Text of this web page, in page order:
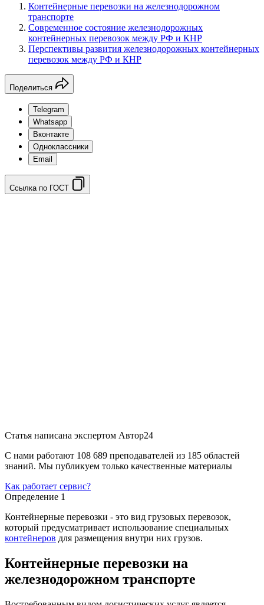
Контейнерные перевозки на железнодорожном
транспорте
Современное состояние железнодорожных
контейнерных перевозок между РФ и КНР
Перспективы развития железнодорожных контейнерных
перевозок между РФ и КНР
Поделиться
Telegram
Whatsapp
Вконтакте
Одноклассники
Email
Ссылка по ГОСТ
Статья написана экспертом Автор24
С нами работают 108 689 преподавателей из 185 областей
знаний. Мы публикуем только качественные материалы
Как работает сервис?
Определение 1
Контейнерные перевозки - это вид грузовых перевозок,
который предусматривает использование специальных
контейнеров для размещения внутри них грузов.
Контейнерные перевозки на
железнодорожном транспорте